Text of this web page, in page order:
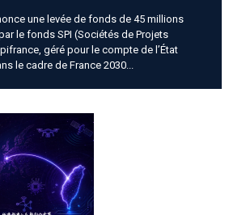
une levée de fonds de 45 millions
le fonds SPI (Sociétés de Projets
géré pour le compte de l’État
le cadre de France 2030...